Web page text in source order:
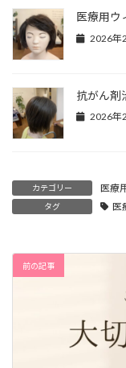
医療用ウ
2026年
抗がん剤
2026年
カテゴリー 医療
タグ 医
前の記事